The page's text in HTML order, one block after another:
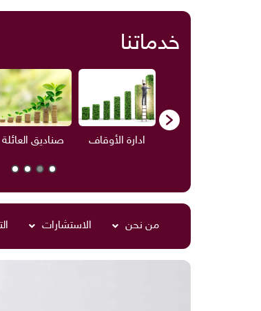
خدماتنا
ادارة الأوقاف صناديق العائلة
من نحن الاستشارات